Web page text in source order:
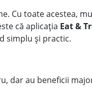
Cu toate acestea,
că aplicația Eat &
simplu și practic.
dar au beneficii